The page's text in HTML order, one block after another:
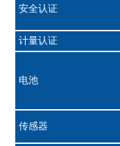
安全认证
计量认证
电池
传感器